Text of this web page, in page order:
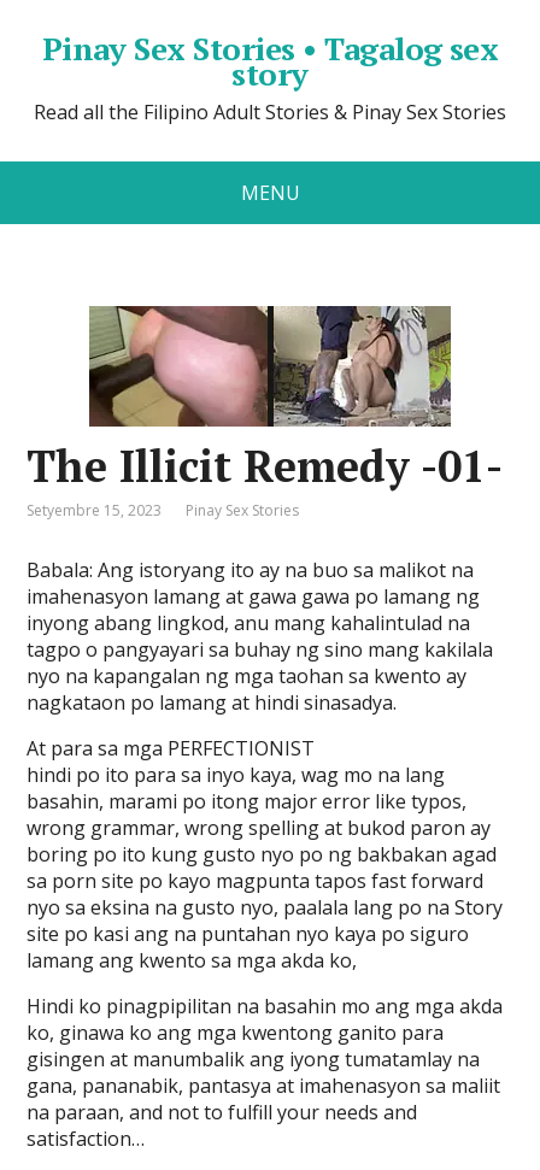
Pinay Sex Stories • Tagalog sex
story
Read all the Filipino Adult Stories & Pinay Sex Stories
MENU
The Illicit Remedy -01-
Setyembre 15, 2023 Pinay Sex Stories
Babala: Ang istoryang ito ay na buo sa malikot na
imahenasyon lamang at gawa gawa po lamang ng
inyong abang lingkod, anu mang kahalintulad na
tagpo o pangyayari sa buhay ng sino mang kakilala
nyo na kapangalan ng mga taohan sa kwento ay
nagkataon po lamang at hindi sinasadya.
At para sa mga PERFECTIONIST
hindi po ito para sa inyo kaya, wag mo na lang
basahin, marami po itong major error like typos,
wrong grammar, wrong spelling at bukod paron ay
boring po ito kung gusto nyo po ng bakbakan agad
sa porn site po kayo magpunta tapos fast forward
nyo sa eksina na gusto nyo, paalala lang po na Story
site po kasi ang na puntahan nyo kaya po siguro
lamang ang kwento sa mga akda ko,
Hindi ko pinagpipilitan na basahin mo ang mga akda
ko, ginawa ko ang mga kwentong ganito para
gisingen at manumbalik ang iyong tumatamlay na
gana, pananabik, pantasya at imahenasyon sa maliit
na paraan, and not to fulfill your needs and
satisfaction…